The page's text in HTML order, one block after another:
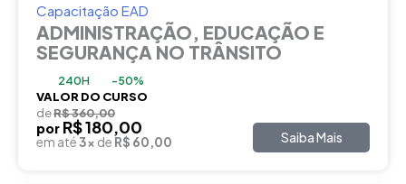
Capacitação EAD
ADMINISTRAÇÃO, EDUCAÇÃO E
SEGURANÇA NO TRÂNSITO
240H -50%
VALOR DO CURSO
deR$ 360,00
por R$ 180,00
em até3x de R$ 60,00 Saiba Mais